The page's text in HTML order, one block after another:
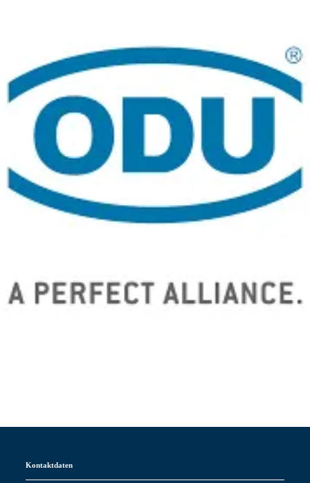
Kontaktdaten